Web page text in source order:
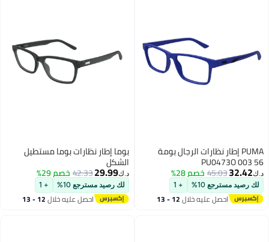
PUMA إطار نظارات الرجال بومة
PU0473O 003 56
د.ك‏32.42
45.03خصم 28%
لك رصيد مسترجع 10% + 1
احصل عليه خلال 12 - 13
بوما إطار نظارات بوما مستطيل
الشكل
د.ك‏29.99
42.33خصم 29%
لك رصيد مسترجع 10% + 1
احصل عليه خلال 12 - 13